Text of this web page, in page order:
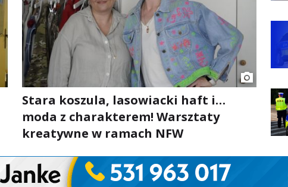
Stara koszula, lasowiacki haft i…
moda z charakterem! Warsztaty
kreatywne w ramach NFW